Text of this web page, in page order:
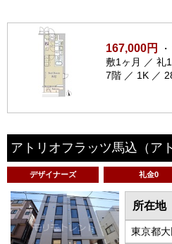
167,000円
敷1ヶ月 ／ 礼
7階 ／ 1K ／
アトリオフラッツ馬込 （ア
デザイナーズ 礼金0
所在地
東京都